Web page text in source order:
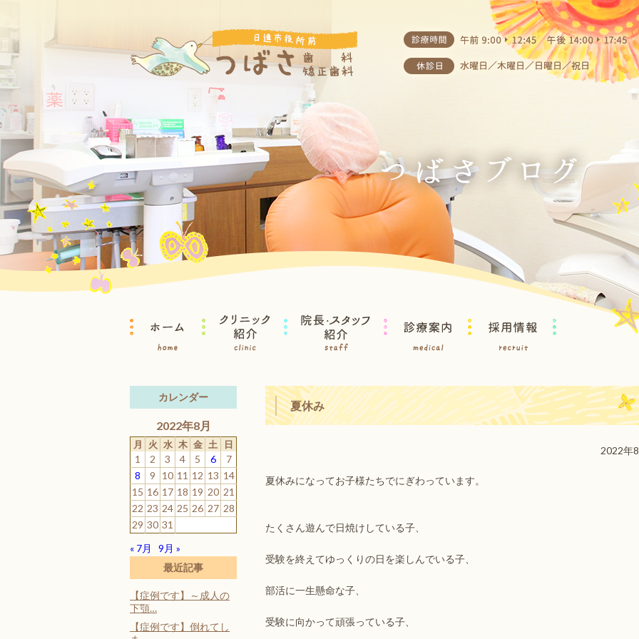
夏休み
2022年
夏休みになってお子様たちでにぎわっています。
たくさん遊んで日焼けしている子、
受験を終えてゆっくりの日を楽しんでいる子、
部活に一生懸命な子、
受験に向かって頑張っている子、
カレンダー
2022年8月
月 火 水 木 金 土 日
1 2 3 4 5 6
7
8
9 10 11 12 13 14
15 16 17 18 19 20 21
22 23 24 25 26 27 28
29 30 31
« 7月
9月 »
最近記事
【症例です】～成人の
下顎…
【症例です】倒れてし